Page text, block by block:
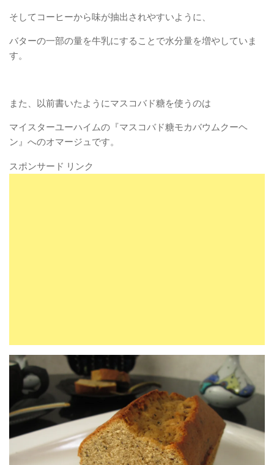
そしてコーヒーから味が抽出されやすいように、
バターの一部の量を牛乳にすることで水分量を増やしていま
す。
また、以前書いたようにマスコバド糖を使うのは
マイスターユーハイムの『マスコバド糖モカバウムクーヘ
ン』へのオマージュです。
スポンサード リンク